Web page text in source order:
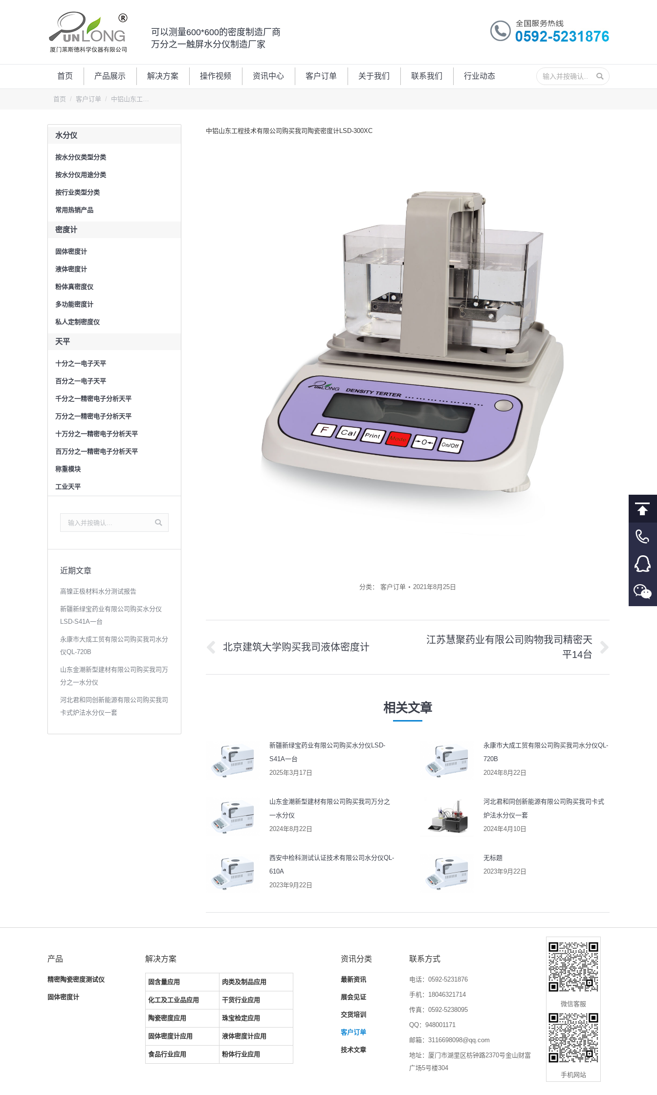
可以测量600*600的密度制造厂商
万分之一触屏水分仪制造厂家
首页 产品展示 解决方案 操作视频 资讯中心 客户订单 关于我们 联系我们 行业动态
搜
索：
您的位置：
首页 客户订单 中铝山东工…
中铝山东工程技术有限公司购买我司陶瓷密度计LSD-300XC
分类： 客户订单 2021年8月25日
章
导
上
北京建筑大学购买我司液体密度计
章：
江苏慧聚药业有限公司购物我司精密天
平14台
相关文章
新疆新绿宝药业有限公司购买水分仪LSD-
S41A一台
2025年3月17日
永康市大成工贸有限公司购买我司水分仪QL-
720B
2024年8月22日
山东金潮新型建材有限公司购买我司万分之
一水分仪
2024年8月22日
河北君和同创新能源有限公司购买我司卡式
炉法水分仪一套
2024年4月10日
西安中检科测试认证技术有限公司水分仪QL-
610A
2023年9月22日
无标题
2023年9月22日
水分仪
按水分仪类型分类
按水分仪用途分类
按行业类型分类
常用热销产品
密度计
固体密度计
液体密度计
粉体真密度仪
多功能密度计
私人定制密度仪
天平
十分之一电子天平
百分之一电子天平
千分之一精密电子分析天平
万分之一精密电子分析天平
十万分之一精密电子分析天平
百万分之一精密电子分析天平
称重模块
工业天平
索：
近期文章
高镍正极材料水分测试报告
新疆新绿宝药业有限公司购买水分仪
LSD-S41A一台
永康市大成工贸有限公司购买我司水分
仪QL-720B
山东金潮新型建材有限公司购买我司万
分之一水分仪
河北君和同创新能源有限公司购买我司
卡式炉法水分仪一套
产品
精密陶瓷密度测试仪
固体密度计
解决方案
固含量应用 肉类及制品应用
化工及工业品应用 干货行业应用
陶瓷密度应用 珠宝检定应用
固体密度计应用 液体密度计应用
食品行业应用 粉体行业应用
资讯分类
最新资讯
展会见证
交货培训
客户订单
技术文章
联系方式
电话：0592-5231876
手机：18046321714
传真：0592-5238095
QQ：948001171
邮箱：3116698098@qq.com
地址：厦门市湖里区枋钟路2370号金山财富
广场5号楼304
微信客服
手机网站